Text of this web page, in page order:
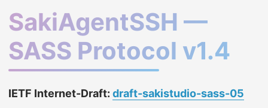
SakiAgentSSH —
SASS Protocol v1.4
IETF Internet-Draft: draft-sakistudio-sass-05